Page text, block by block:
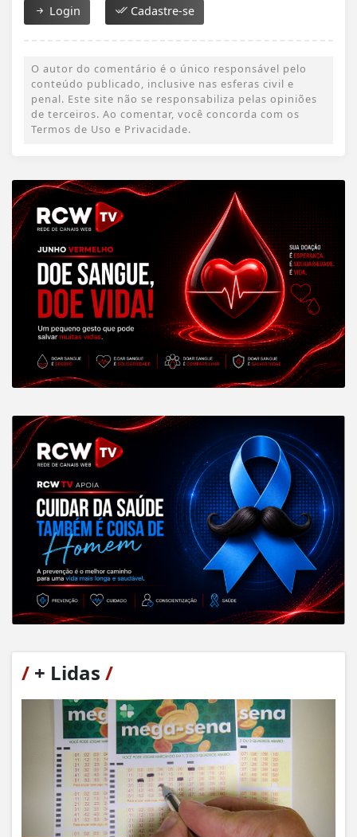
Login Cadastre-se
O autor do comentário é o único responsável pelo
conteúdo publicado, inclusive nas esferas civil e
penal. Este site não se responsabiliza pelas opiniões
de terceiros. Ao comentar, você concorda com os
Termos de Uso e Privacidade.
/ + Lidas /